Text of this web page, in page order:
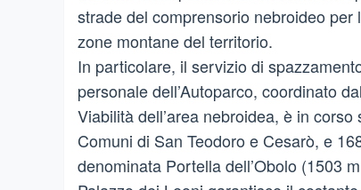
strade del comprensorio nebroideo
zone montane del territorio.
In particolare, il servizio di
personale dell’Autoparco, coordinato
Viabilità dell’area nebroidea, è in
Comuni di San Teodoro e Cesarò, e
denominata Portella dell’Obolo (1503